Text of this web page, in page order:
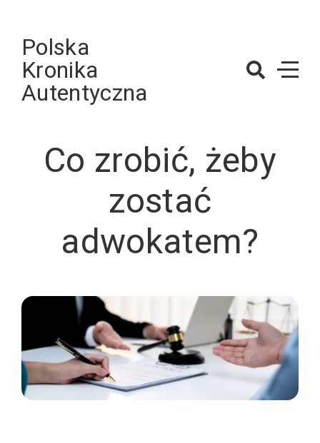
contentPolska
Kronika
Autentyczna
Co zrobić, żeby
zostać
adwokatem?